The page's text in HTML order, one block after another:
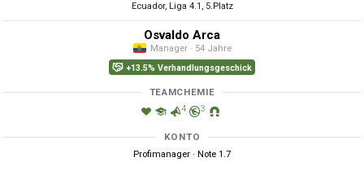
Ecuador, Liga 4.1, 5.Platz
Osvaldo Arca
Manager · 54 Jahre
+13.5% Verhandlungsgeschick
TEAMCHEMIE
4 3
KONTO
Profimanager · Note 1.7